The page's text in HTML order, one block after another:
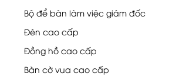
Bộ để bàn làm việc giám đốc
Đèn cao cấp
Đồng hồ cao cấp
Bàn cờ vua cao cấp